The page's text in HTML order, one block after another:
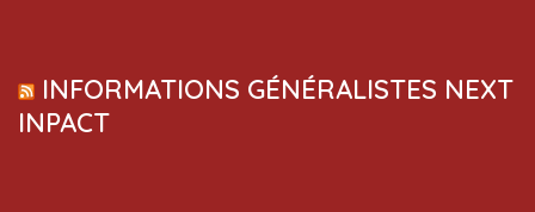
INFORMATIONS GÉNÉRALISTES NEXT
INPACT